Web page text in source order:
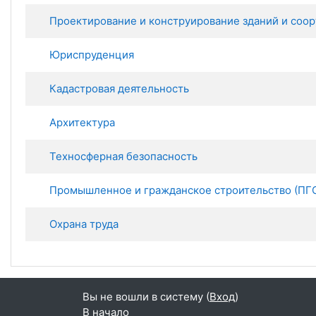
Проектирование и конструирование зданий и
Юриспруденция
Кадастровая деятельность
Архитектура
Техносферная безопасность
Промышленное и гражданское строительство
Охрана труда
Вы не вошли в систему (Вход)
В начало